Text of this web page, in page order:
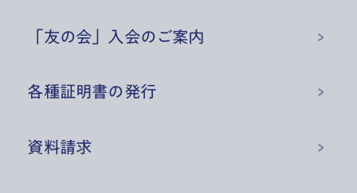
「友の会」入会のご案内
各種証明書の発行
資料請求